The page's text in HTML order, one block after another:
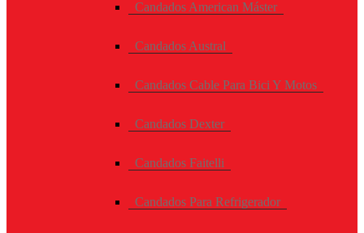
Candados American Máster
Candados Austral
Candados Cable Para Bici Y Motos
Candados Dexter
Candados Faitelli
Candados Para Refrigerador